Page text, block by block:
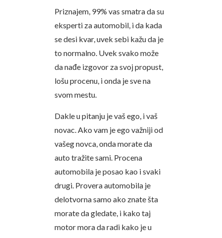
Priznajem, 99% vas smatra da su
eksperti za automobil, i da kada
se desi kvar, uvek sebi kažu da je
to normalno. Uvek svako može
da nađe izgovor za svoj propust,
lošu procenu, i onda je sve na
svom mestu.
Dakle u pitanju je vaš ego, i vaš
novac. Ako vam je ego važniji od
vašeg novca, onda morate da
auto tražite sami. Procena
automobila je posao kao i svaki
drugi. Provera automobila je
delotvorna samo ako znate šta
morate da gledate, i kako taj
motor mora da radi kako je u